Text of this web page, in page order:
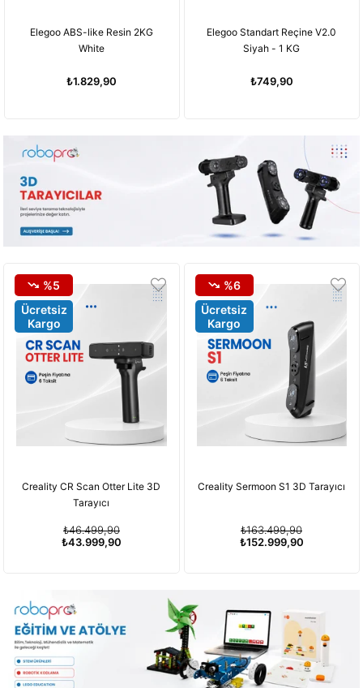
Elegoo ABS-like Resin 2KG
White
₺1.829,90
Elegoo Standart Reçine V2.0
Siyah - 1 KG
₺749,90
Creality CR Scan Otter Lite 3D
Tarayıcı
₺43.999,90
₺46.499,90
%5
Ücretsiz
Kargo
Creality Sermoon S1 3D Tarayıcı
₺152.999,90
₺163.499,90
%6
Ücretsiz
Kargo